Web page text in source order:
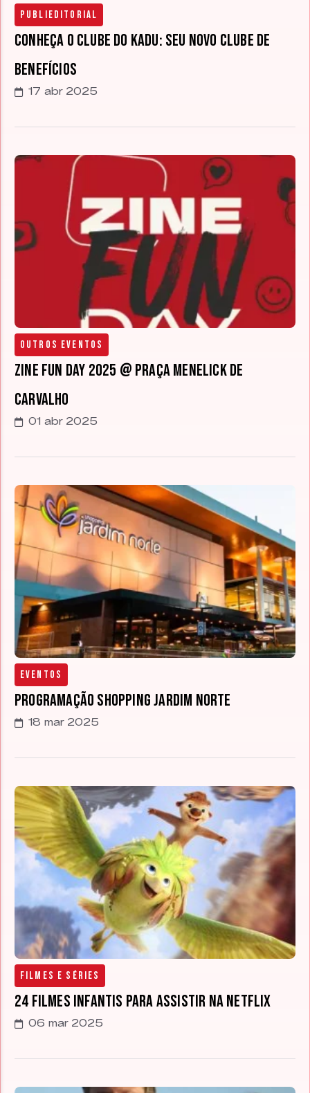
Publieditorial
Conheça o Clube do Kadu: seu novo clube de
benefícios
17 abr 2025
Outros Eventos
Zine Fun Day 2025 @ Praça Menelick de
Carvalho
01 abr 2025
Eventos
Programação Shopping Jardim Norte
18 mar 2025
Filmes e Séries
24 filmes infantis para assistir na Netflix
06 mar 2025